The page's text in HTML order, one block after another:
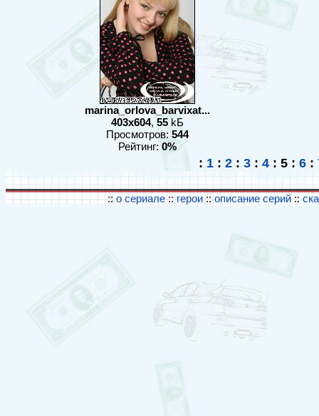
marina_orlova_barvixat...
403x604, 55 kБ
Просмотров: 544
Рейтинг: 0%
: 1 : 2 : 3 : 4 : 5 : 6 :
:: о сериале:: герои::описание серий::